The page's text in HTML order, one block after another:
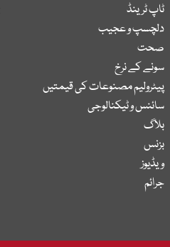
ٹاپ ٹرینڈ
دلچسپ و عجیب
صحت
سونے کے نرخ
پیٹرولیم مصنوعات کی قیمتیں
سائنس و ٹیکنالوجی
بلاگ
بزنس
ویڈیوز
جرائم